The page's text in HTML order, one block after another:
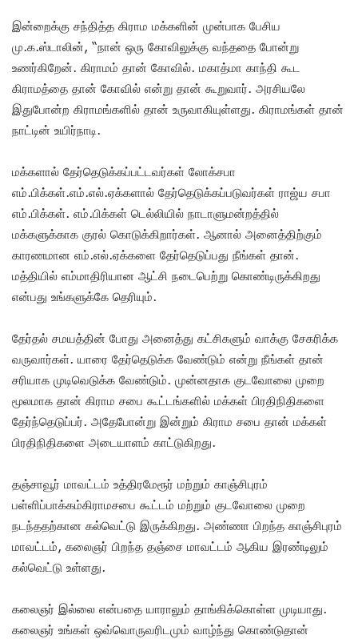
இன்றைக்கு சந்தித்த கிராம மக்களின் முன்பாக பேசிய
மு.க.ஸ்டாலின், “நான் ஒரு கோவிலுக்கு வந்ததை போன்று
உணர்கிறேன். கிராமம் தான் கோவில். மகாத்மா காந்தி கூட
கிராமத்தை தான் கோவில் என்று தான் கூறுவார். அரசியலே
இதுபோன்ற கிராமங்களில் தான் உருவாகியுள்ளது. கிராமங்கள் தான்
நாட்டின் உயிர்நாடி.
மக்களால் தேர்தெடுக்கப்பட்டவர்கள் லோக்சபா
எம்.பிக்கள்.எம்.எல்.ஏக்களால் தேர்தெடுக்கப்படுவர்கள் ராஜ்ய சபா
எம்.பிக்கள். எம்.பிக்கள் டெல்லியில் நாடாளுமன்றத்தில்
மக்களுக்காக குரல் கொடுக்கிறார்கள். ஆனால் அனைத்திற்கும்
காரணமான எம்.எல்.ஏக்களை தேர்தெடுப்பது நீங்கள் தான்.
மத்தியில் எம்மாதிரியான ஆட்சி நடைபெற்று கொண்டிருக்கிறது
என்பது உங்களுக்கே தெரியும்.
தேர்தல் சமயத்தின் போது அனைத்து கட்சிகளும் வாக்கு சேகரிக்க
வருவார்கள். யாரை தேர்தெடுக்க வேண்டும் என்று நீங்கள் தான்
சரியாக முடிவெடுக்க வேண்டும். முன்னதாக குடவோலை முறை
மூலமாக தான் கிராம சபை கூட்டங்களில் மக்கள் பிரதிநிதிகளை
தேர்ந்தெடுப்பர். அதேபோன்று இன்றும் கிராம சபை தான் மக்கள்
பிரதிநிதிகளை அடையாளம் காட்டுகிறது.
தஞ்சாவூர் மாவட்டம் உத்திரமேரூர் மற்றும் காஞ்சிபுரம்
பள்ளிப்பாக்கம்கிராமசபை கூட்டம் மற்றும் குடவோலை முறை
நடந்ததற்கான கல்வெட்டு இருக்கிறது. அண்ணா பிறந்த காஞ்சிபுரம்
மாவட்டம், கலைஞர் பிறந்த தஞ்சை மாவட்டம் ஆகிய இரண்டிலும்
கல்வெட்டு உள்ளது.
கலைஞர் இல்லை என்பதை யாராலும் தாங்கிக்கொள்ள முடியாது.
கலைஞர் உங்கள் ஒவ்வொருவரிடமும் வாழ்ந்து கொண்டுதான்